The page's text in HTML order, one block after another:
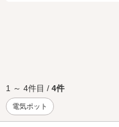
1 ～ 4件目 / 4件
電気ポット